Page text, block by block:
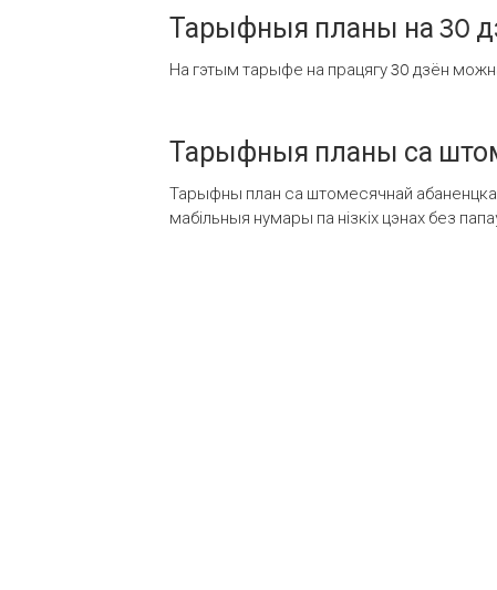
Тарыфныя планы на 30
На гэтым тарыфе на працягу 30 дзён
Тарыфныя планы са
Тарыфны план са штомесячнай
мабільныя нумары па нізкіх цэнах без